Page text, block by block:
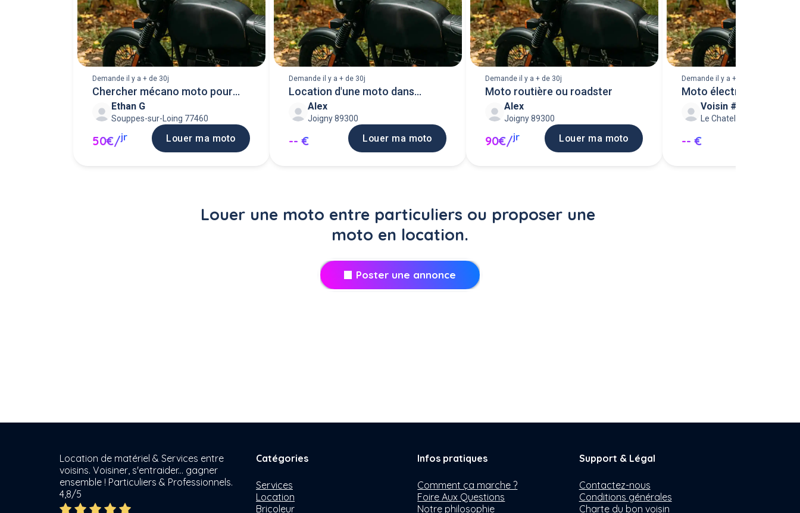
Demande il y a + de 30j
Chercher mécano moto pour
montage
Ethan G
Souppes-sur-Loing 77460
50€/jr Louer ma moto
Demande il y a + de 30j
Location d'une moto dans
l'yonne
Alex
Joigny 89300
-- € Louer ma moto
Demande il y a + de 30j
Moto routière ou roadster
Alex
Joigny 89300
90€/jr Louer ma moto
Demande il y a + de 30j
Moto électrique enfant
reparer
Voisin #243127
Le Chatelet-en-Brie 77820
-- €
Louer une moto entre particuliers ou proposer une
moto en location.
Poster une annonce
Location de matériel & Services entre
voisins. Voisiner, s'entraider... gagner
ensemble ! Particuliers & Professionnels.
4,8/5
Catégories
Services
Location
Bricoleur
Infos pratiques
Comment ça marche ?
Foire Aux Questions
Notre philosophie
Support & Légal
Contactez-nous
Conditions générales
Charte du bon voisin